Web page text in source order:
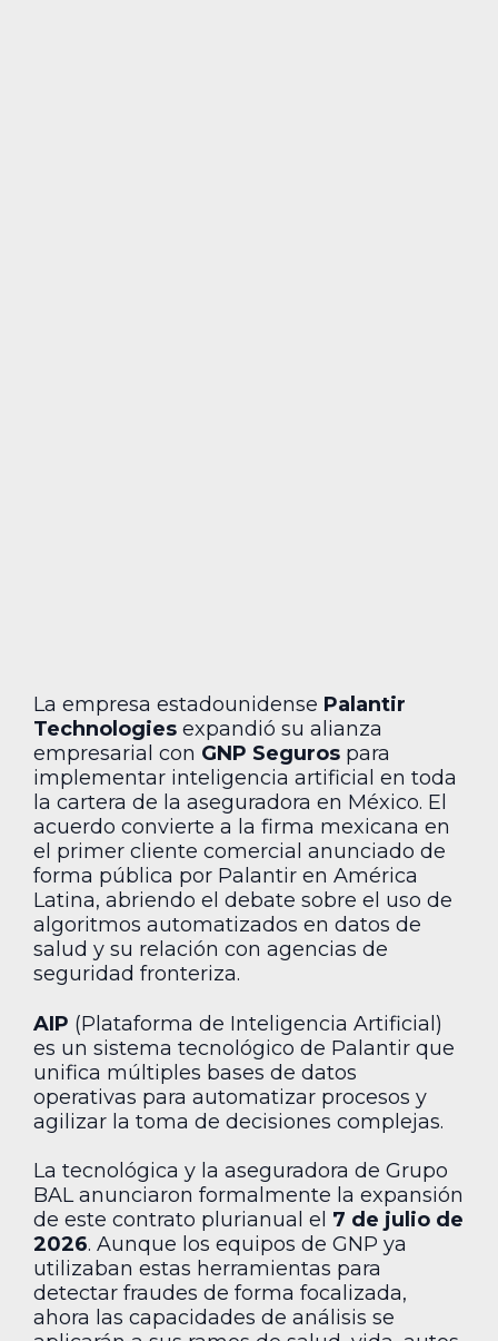
La empresa estadounidense Palantir
Technologies expandió su alianza
empresarial con GNP Seguros para
implementar inteligencia artificial en toda
la cartera de la aseguradora en México. El
acuerdo convierte a la firma mexicana en
el primer cliente comercial anunciado de
forma pública por Palantir en América
Latina, abriendo el debate sobre el uso de
algoritmos automatizados en datos de
salud y su relación con agencias de
seguridad fronteriza.
AIP (Plataforma de Inteligencia Artificial)
es un sistema tecnológico de Palantir que
unifica múltiples bases de datos
operativas para automatizar procesos y
agilizar la toma de decisiones complejas.
La tecnológica y la aseguradora de Grupo
BAL anunciaron formalmente la expansión
de este contrato plurianual el 7 de julio de
2026. Aunque los equipos de GNP ya
utilizaban estas herramientas para
detectar fraudes de forma focalizada,
ahora las capacidades de análisis se